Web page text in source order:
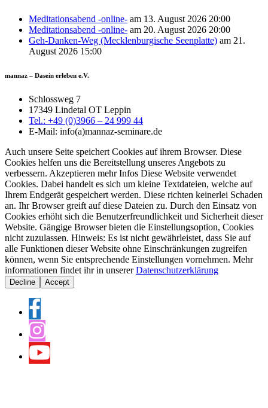
Meditationsabend -online- am 13. August 2026 20:00
Meditationsabend -online- am 20. August 2026 20:00
Geh-Danken-Weg (Mecklenburgische Seenplatte) am 21.
August 2026 15:00
mannaz – Dasein erleben e.V.
Schlossweg 7
17349 Lindetal OT Leppin
Tel.: +49 (0)3966 – 24 999 44
E-Mail: info(a)mannaz-seminare.de
Auch unsere Seite speichert Cookies auf ihrem Browser. Diese
Cookies helfen uns die Bereitstellung unseres Angebots zu
verbessern. Akzeptieren mehr Infos Diese Website verwendet
Cookies. Dabei handelt es sich um kleine Textdateien, welche auf
Ihrem Endgerät gespeichert werden. Diese richten keinerlei Schaden
an. Ihr Browser greift auf diese Dateien zu. Durch den Einsatz von
Cookies erhöht sich die Benutzerfreundlichkeit und Sicherheit dieser
Website. Gängige Browser bieten die Einstellungsoption, Cookies
nicht zuzulassen. Hinweis: Es ist nicht gewährleistet, dass Sie auf
alle Funktionen dieser Website ohne Einschränkungen zugreifen
können, wenn Sie entsprechende Einstellungen vornehmen. Mehr
informationen findet ihr in unsererDatenschutzerklärung
Decline Accept